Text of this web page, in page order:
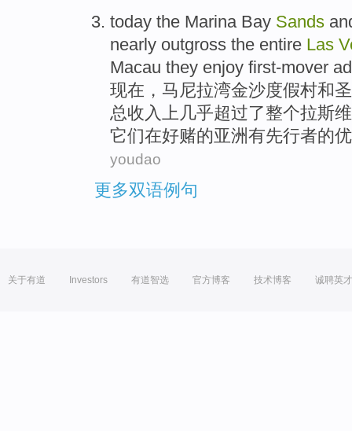
today the Marina Bay Sands
nearly outgross the entire Las
Macau they enjoy first-mover
现在 ， 马尼拉湾金沙度假村和
总收入上 几乎超过了整个拉斯
它们在好赌的亚洲有先行者的
youdao
更多双语例句
关于有道 Investors 有道智选 官方博客 技术博客 诚聘英才